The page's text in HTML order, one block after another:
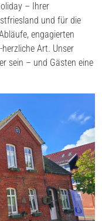
– Ihrer
und für die
engagierten
Art. Unser
sein – und Gästen eine